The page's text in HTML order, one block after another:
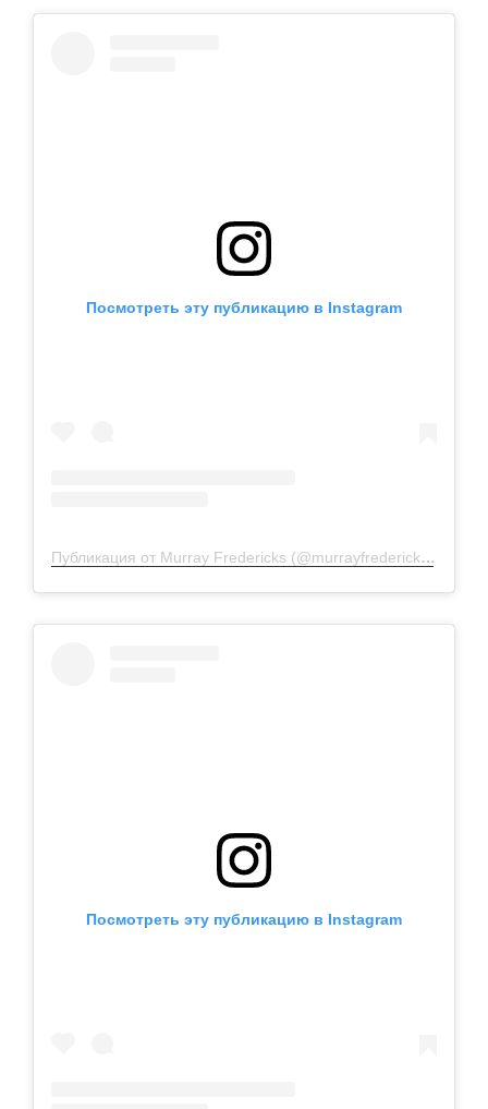
Посмотреть эту публикацию в Instagram
Публикация от Murray Fredericks (@murrayfredericks)
Посмотреть эту публикацию в Instagram